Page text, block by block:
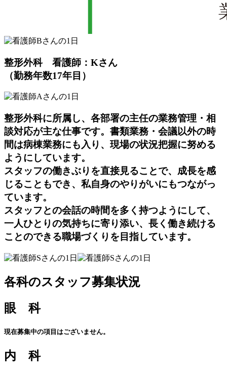
整形外科 看護師：Kさん
（勤務年数17年目）
整形外科に所属し、各部署の主任の業務管理・相
談対応が主な仕事です。書類業務・会議以外の時
間は病棟業務にも入り、現場の状況把握に努める
ようにしています。
スタッフの働きぶりを直接見ることで、成長を感
じることもでき、私自身のやりがいにもつながっ
ています。
スタッフとの会話の時間を多く持つようにして、
一人ひとりの気持ちに寄り添い、長く働き続ける
ことのできる職場づくりを目指しています。
各科のスタッフ募集状況
眼 科
現在募集中の項目はございません。
内 科